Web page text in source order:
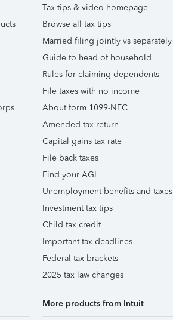
Tax tips & video homepage
Browse all tax tips
Married filing jointly vs separately
Guide to head of household
Rules for claiming dependents
File taxes with no income
About form 1099-NEC
Amended tax return
Capital gains tax rate
File back taxes
Find your AGI
Unemployment benefits and taxes
Investment tax tips
Child tax credit
Important tax deadlines
Federal tax brackets
2025 tax law changes
More products from Intuit